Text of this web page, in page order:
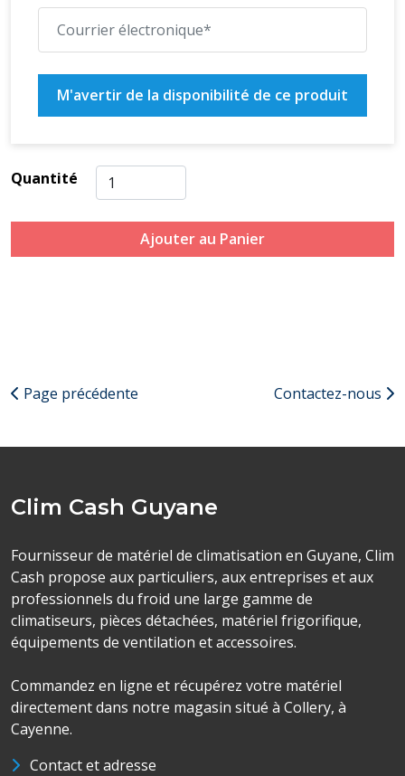
M'avertir de la disponibilité de ce produit
Quantité
Ajouter au Panier
Page précédente Contactez-nous
Clim Cash Guyane
Fournisseur de matériel de climatisation en Guyane, Clim
Cash propose aux particuliers, aux entreprises et aux
professionnels du froid une large gamme de
climatiseurs, pièces détachées, matériel frigorifique,
équipements de ventilation et accessoires.
Commandez en ligne et récupérez votre matériel
directement dans notre magasin situé à Collery, à
Cayenne.
Contact et adresse